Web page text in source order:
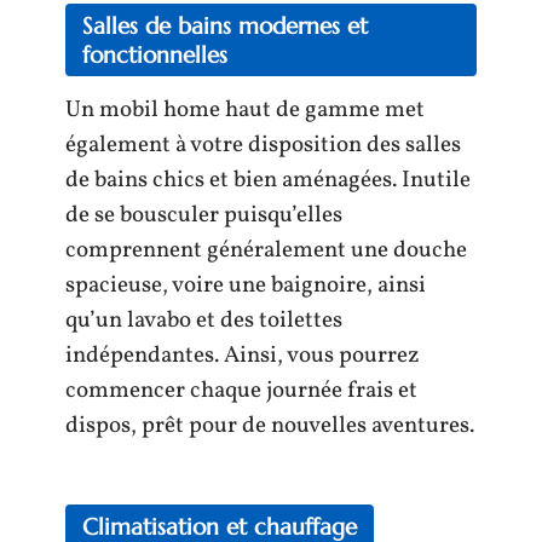
Salles de bains modernes et
fonctionnelles
Un mobil home haut de gamme met
également à votre disposition des salles
de bains chics et bien aménagées. Inutile
de se bousculer puisqu’elles
comprennent généralement une douche
spacieuse, voire une baignoire, ainsi
qu’un lavabo et des toilettes
indépendantes. Ainsi, vous pourrez
commencer chaque journée frais et
dispos, prêt pour de nouvelles aventures.
Climatisation et chauffage